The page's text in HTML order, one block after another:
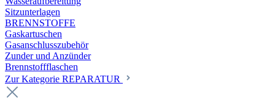
Sitzunterlagen
BRENNSTOFFE
Gaskartuschen
Gasanschlusszubehör
Zunder und Anzünder
Brennstoffflaschen
Zur Kategorie REPARATUR